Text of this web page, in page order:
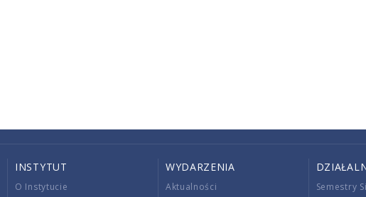
INSTYTUT
O Instytucie
WYDARZENIA
Aktualności
Semestry